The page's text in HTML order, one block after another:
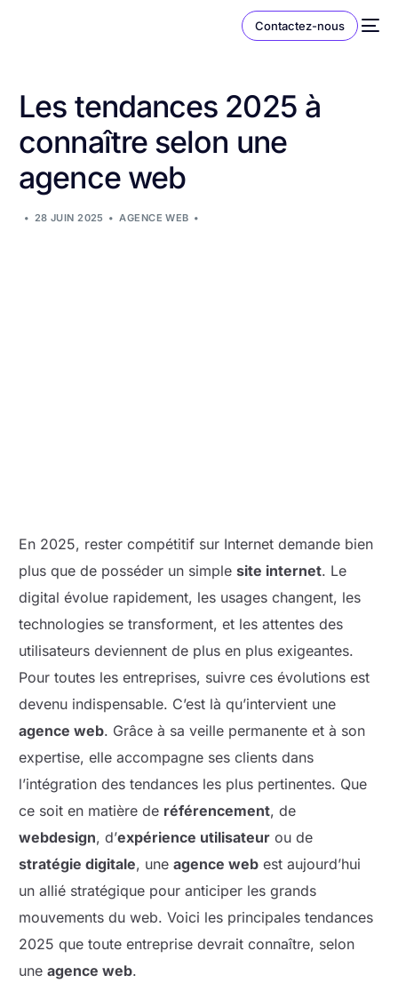
Contactez-nous
Les tendances 2025 à
connaître selon une
agence web
28 JUIN 2025 AGENCE WEB
En 2025, rester compétitif sur Internet demande bien
plus que de posséder un simplesite internet. Le
digital évolue rapidement, les usages changent, les
technologies se transforment, et les attentes des
utilisateurs deviennent de plus en plus exigeantes.
Pour toutes les entreprises, suivre ces évolutions est
devenu indispensable. C’est là qu’intervient une
agence web. Grâce à sa veille permanente et à son
expertise, elle accompagne ses clients dans
l’intégration des tendances les plus pertinentes. Que
ce soit en matière de référencement, de
webdesign, d’expérience utilisateur ou de
stratégie digitale, uneagence web est aujourd’hui
un allié stratégique pour anticiper les grands
mouvements du web. Voici les principales tendances
2025 que toute entreprise devrait connaître, selon
uneagence web.